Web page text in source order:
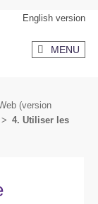
English version
MENU
(version
> 4. Utiliser les